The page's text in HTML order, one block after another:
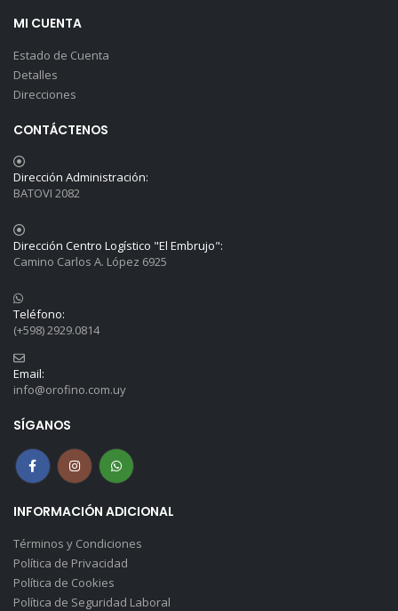
MI CUENTA
Estado de Cuenta
Detalles
Direcciones
CONTÁCTENOS
Dirección Administración:
BATOVI 2082
Dirección Centro Logístico "El Embrujo":
Camino Carlos A. López 6925
Teléfono:
(+598) 2929.0814
Email:
info@orofino.com.uy
SÍGANOS
INFORMACIÓN ADICIONAL
Términos y Condiciones
Política de Privacidad
Política de Cookies
Política de Seguridad Laboral